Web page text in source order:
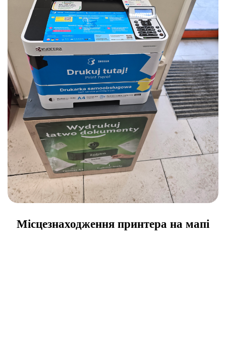
Місцезнаходження принтера на мапі